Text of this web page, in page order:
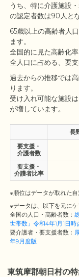
うち、特に介護施設
65歳以上の高齢者人
ます。
全国的に見た高齢化率
過去からの推移では
ります。
受け入れ可能な施設
長
要支援・
介護者数
要支援・
介護者比率
※順位はデータが取れた
※データは、以下を元に
全国の人口・高齢者数：
世帯数」令和4年1月1日時
要介護者・要支援者数：
年9月度版
東筑摩郡朝日村の